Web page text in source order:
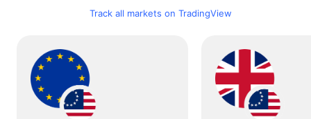
Track all markets on TradingView